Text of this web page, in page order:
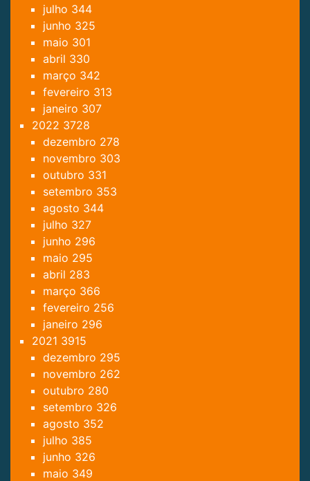
julho 344
junho 325
maio 301
abril 330
março 342
fevereiro 313
janeiro 307
2022 3728
dezembro 278
novembro 303
outubro 331
setembro 353
agosto 344
julho 327
junho 296
maio 295
abril 283
março 366
fevereiro 256
janeiro 296
2021 3915
dezembro 295
novembro 262
outubro 280
setembro 326
agosto 352
julho 385
junho 326
maio 349